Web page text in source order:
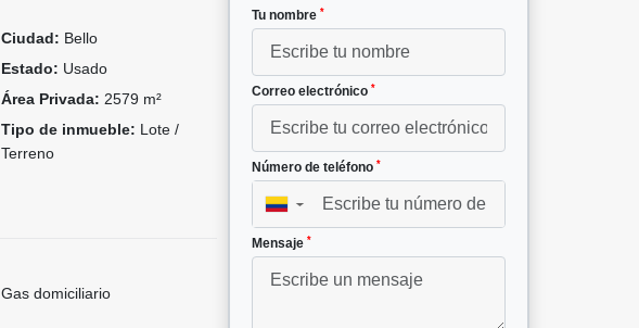
Ciudad: Bello
Estado: Usado
Área Privada: 2579 m²
Tipo de inmueble: Lote /
Terreno
Gas domiciliario
Tu nombre *
Correo electrónico *
Número de teléfono *
▼
Mensaje *